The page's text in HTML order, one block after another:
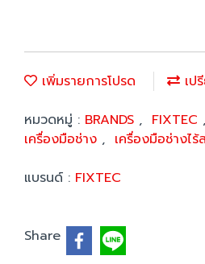
เพิ่มรายการโปรด
เป
หมวดหมู่ : BRANDS , FIXTEC ,
เครื่องมือช่าง , เครื่องมือช่างไร้
แบรนด์ : FIXTEC
Share